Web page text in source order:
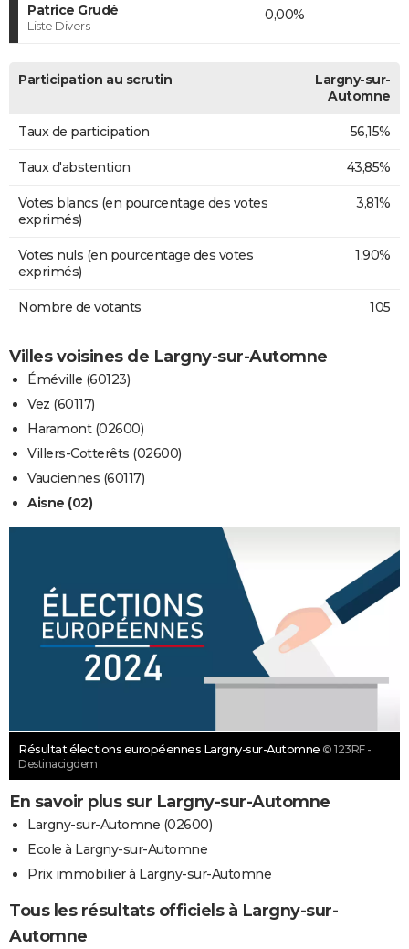
Patrice Grudé
Liste Divers
0,00%
Participation au scrutin
Largny-sur-
Automne
Taux de participation 56,15%
Taux d'abstention 43,85%
Votes blancs (en pourcentage des votes
exprimés)
3,81%
Votes nuls (en pourcentage des votes
exprimés)
1,90%
Nombre de votants 105
Villes voisines de Largny-sur-Automne
Éméville (60123)
Vez (60117)
Haramont (02600)
Villers-Cotterêts (02600)
Vauciennes (60117)
Aisne (02)
Résultat élections européennes Largny-sur-Automne © 123RF -
Destinacigdem
En savoir plus sur Largny-sur-Automne
Largny-sur-Automne (02600)
Ecole à Largny-sur-Automne
Prix immobilier à Largny-sur-Automne
Tous les résultats officiels à Largny-sur-
Automne